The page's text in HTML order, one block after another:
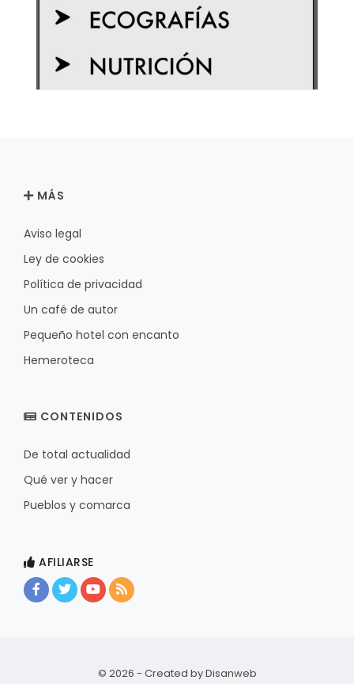
MÁS
Aviso legal
Ley de cookies
Política de privacidad
Un café de autor
Pequeño hotel con encanto
Hemeroteca
CONTENIDOS
De total actualidad
Qué ver y hacer
Pueblos y comarca
AFILIARSE
© 2026 - Created byDisanweb